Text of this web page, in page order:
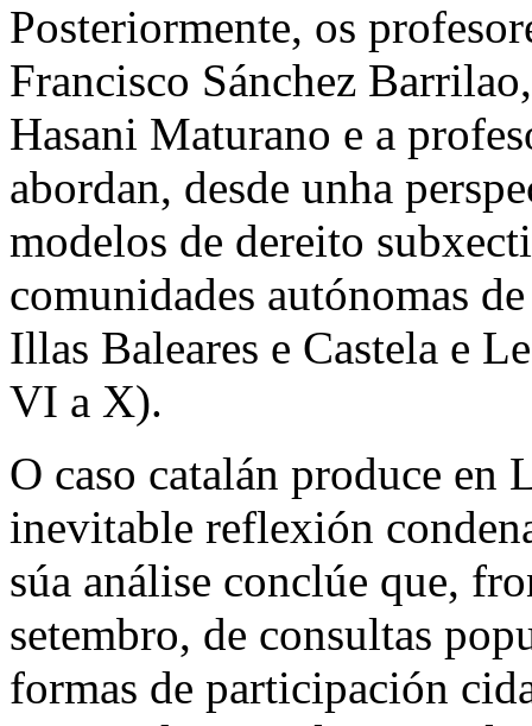
Posteriormente, os
Francisco Sánchez
Hasani Maturano e a
abordan, desde unha
modelos de dereito
comunidades autónomas
Illas Baleares e Castela e
VI a X).
O caso catalán produce
inevitable reflexión
súa análise conclúe que,
setembro, de consultas
formas de participación